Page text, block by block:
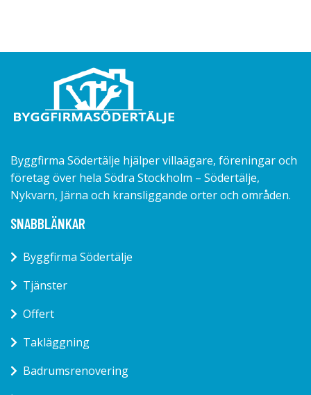
Byggfirma Södertälje hjälper villaägare, föreningar och
företag över hela Södra Stockholm – Södertälje,
Nykvarn, Järna och kransliggande orter och områden.
SNABBLÄNKAR
Byggfirma Södertälje
Tjänster
Offert
Takläggning
Badrumsrenovering